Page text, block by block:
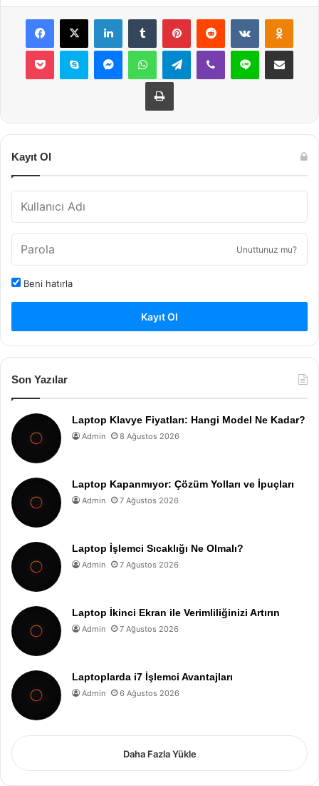
Facebook
X LinkedInTumblr PinterestReddit VKontakte
Pocket Skype MessengerWhatsAppTelegramViber Line E-Posta ile
Yazdır
Kayıt Ol
Unuttunuz mu?
Beni hatırla
Kayıt Ol
Son Yazılar
Laptop Klavye Fiyatları: Hangi Model Ne Kadar?
Admin 8 Ağustos 2026
Laptop Kapanmıyor: Çözüm Yolları ve İpuçları
Admin 7 Ağustos 2026
Laptop İşlemci Sıcaklığı Ne Olmalı?
Admin 7 Ağustos 2026
Laptop İkinci Ekran ile Verimliliğinizi Artırın
Admin 7 Ağustos 2026
Laptoplarda i7 İşlemci Avantajları
Admin 6 Ağustos 2026
Daha Fazla Yükle